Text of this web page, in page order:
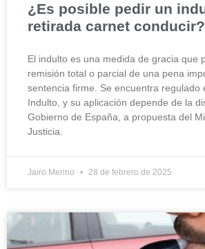
¿Es posible pedir un
retirada carnet conducir?
El indulto es una medida de gracia que
remisión total o parcial de una pena
sentencia firme. Se encuentra regulado
Indulto, y su aplicación depende de la
Gobierno de España, a propuesta del
Justicia.
Jairo Merino 28 de febrero de 2025